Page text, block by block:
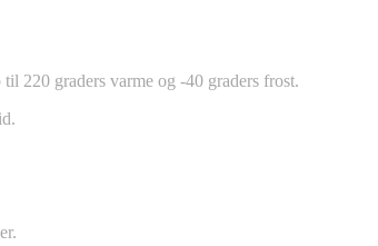
220 graders varme og -40 graders frost.